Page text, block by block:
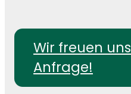
Wir freuen
Anfrage!